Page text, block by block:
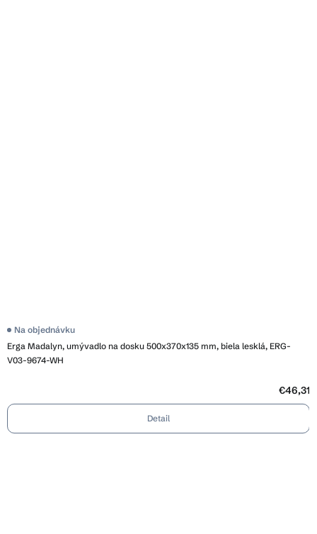
Erga Madalyn, umývadlo na dosku 500x370x135 mm, biela lesklá, ERG-
V03-9674-WH
Na objednávku
€46,31
Detail